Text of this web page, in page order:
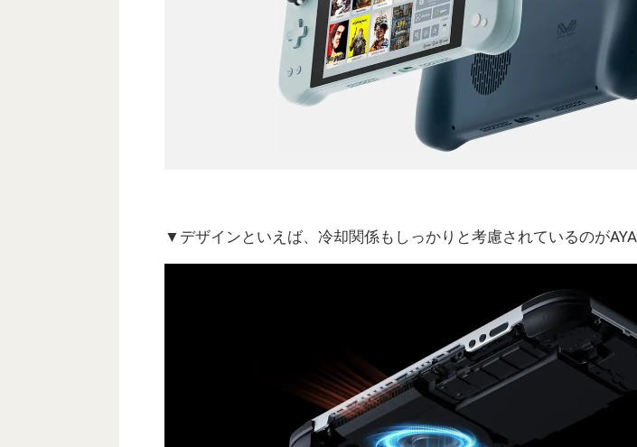
▼デザインといえば、冷却関係もしっかりと考慮されているのが